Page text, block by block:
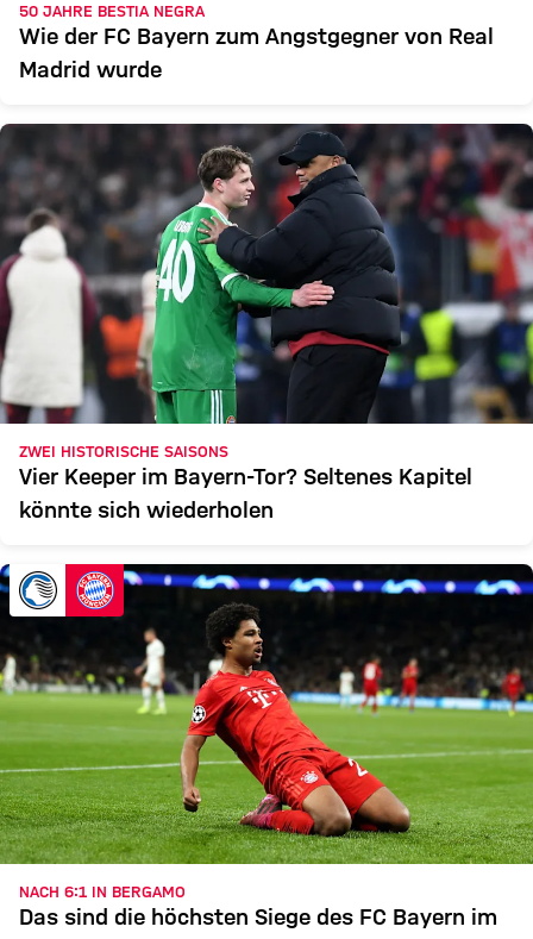
50 JAHRE BESTIA NEGRA
Wie der FC Bayern zum Angstgegner von Real
Madrid wurde
ZWEI HISTORISCHE SAISONS
Vier Keeper im Bayern-Tor? Seltenes Kapitel
könnte sich wiederholen
NACH 6:1 IN BERGAMO
Das sind die höchsten Siege des FC Bayern im